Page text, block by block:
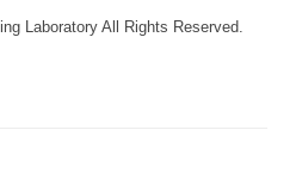
Laboratory All Rights Reserved.